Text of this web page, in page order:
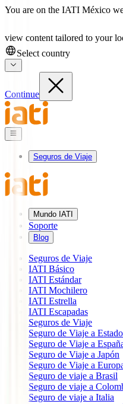
You are on the IATI México
view content tailored to your
Select country
Continue
Seguros de Viaje
Mundo IATI
Soporte
Blog
Seguros de Viaje
IATI Básico
IATI Estándar
IATI Mochilero
IATI Estrella
IATI Escapadas
Seguros de Viaje
Seguro de Viaje a
Seguro de Viaje a
Seguro de Viaje a Japón
Seguro de Viaje a
Seguro de viaje a Brasil
Seguro de viaje a
Seguro de viaje a Italia